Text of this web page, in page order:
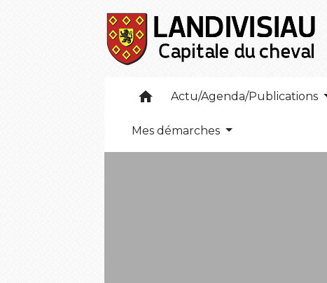
home Actu/Agenda/Publications
Mes démarches